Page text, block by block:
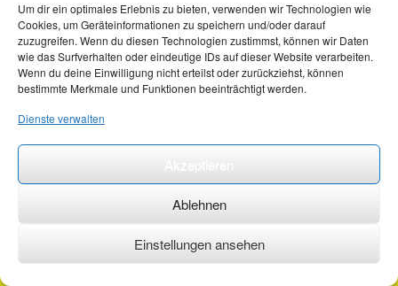
Um dir ein optimales Erlebnis zu bieten, verwenden wir Technologien wie
Cookies, um Geräteinformationen zu speichern und/oder darauf
zuzugreifen. Wenn du diesen Technologien zustimmst, können wir Daten
wie das Surfverhalten oder eindeutige IDs auf dieser Website verarbeiten.
Wenn du deine Einwilligung nicht erteilst oder zurückziehst, können
bestimmte Merkmale und Funktionen beeinträchtigt werden.
Dienste verwalten
Ablehnen
Einstellungen ansehen
©2026 ·erstehilfekurs-mauch.de ·AGB ·Datenschutzerklärung ·Impressum ·